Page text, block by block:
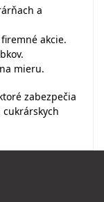
a
akcie.
mieru.
zabezpečia